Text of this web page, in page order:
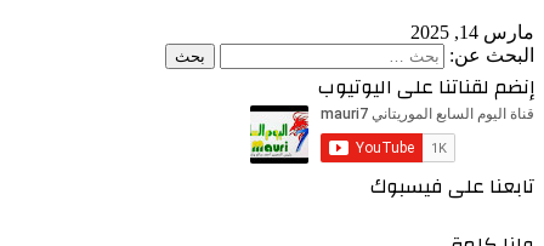
مارس 14, 2025
البحث عن:
إنضم لقناتنا على اليوتيوب
تابعنا على فيسبوك